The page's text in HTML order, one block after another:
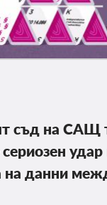
съд на САЩ
удар
на данни